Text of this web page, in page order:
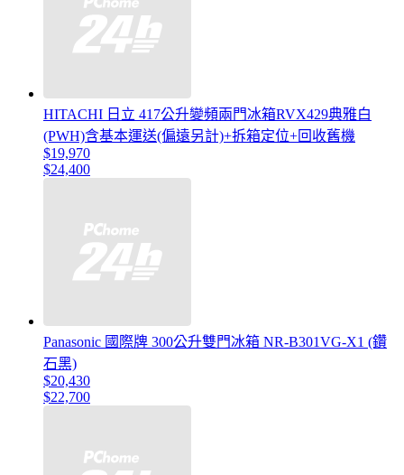
HITACHI 日立 417公升變頻兩門冰箱RVX429典雅白
(PWH)含基本運送(偏遠另計)+拆箱定位+回收舊機
$19,970
$24,400
Panasonic 國際牌 300公升雙門冰箱 NR-B301VG-X1 (鑽
石黑)
$20,430
$22,700